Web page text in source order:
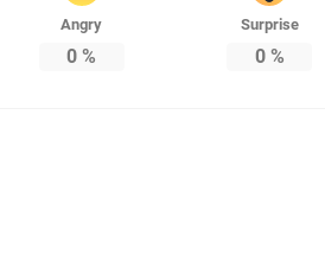
Angry
0 %
Surprise
0%